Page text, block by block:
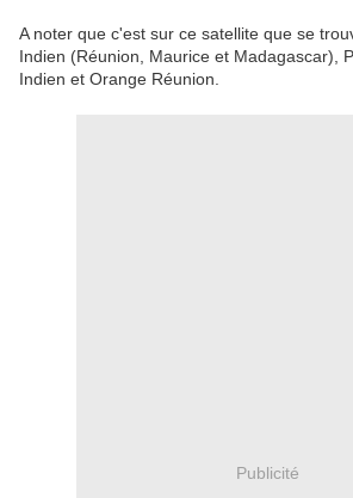
A noter que c'est sur ce satellite que se
Indien (Réunion, Maurice et Madagascar),
Indien et Orange Réunion.
Publicité